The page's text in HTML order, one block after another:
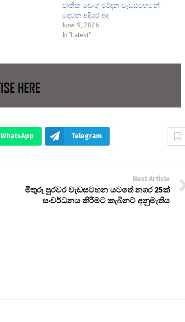
ජාතික ඩෙංගු මර්දන වැඩසටහනේ
දෙවන අදියර අද
June 9, 2026
In "Latest"
WhatsApp Telegram
Next Article
මිතුරු පුරවර වැඩසටහන යටතේ නගර 25ක්
සංවර්ධනය කිරීමට කැබිනට් අනුමැතිය